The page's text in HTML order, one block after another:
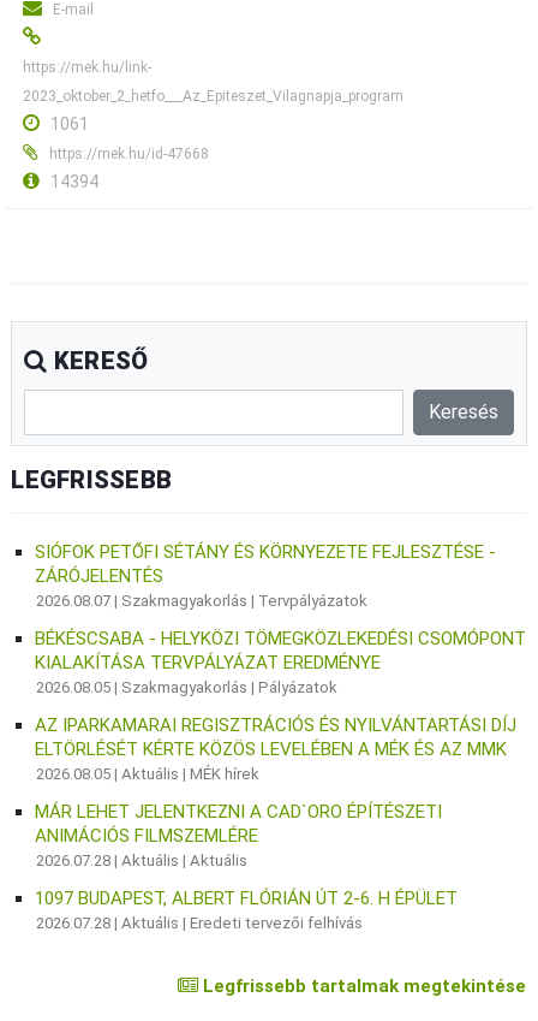
E-mail
https://mek.hu/link-
2023_oktober_2_hetfo___Az_Epiteszet_Vilagnapja_program
1061
https://mek.hu/id-47668
14394
KERESŐ
LEGFRISSEBB
SIÓFOK PETŐFI SÉTÁNY ÉS KÖRNYEZETE FEJLESZTÉSE -
ZÁRÓJELENTÉS
2026.08.07 | Szakmagyakorlás | Tervpályázatok
BÉKÉSCSABA - HELYKÖZI TÖMEGKÖZLEKEDÉSI CSOMÓPONT
KIALAKÍTÁSA TERVPÁLYÁZAT EREDMÉNYE
2026.08.05 | Szakmagyakorlás |Pályázatok
AZ IPARKAMARAI REGISZTRÁCIÓS ÉS NYILVÁNTARTÁSI DÍJ
ELTÖRLÉSÉT KÉRTE KÖZÖS LEVELÉBEN A MÉK ÉS AZ MMK
2026.08.05 |Aktuális |MÉK hírek
MÁR LEHET JELENTKEZNI A CAD`ORO ÉPÍTÉSZETI
ANIMÁCIÓS FILMSZEMLÉRE
2026.07.28 |Aktuális |Aktuális
1097 BUDAPEST, ALBERT FLÓRIÁN ÚT 2-6. H ÉPÜLET
2026.07.28 |Aktuális |Eredeti tervezői felhívás
Legfrissebb tartalmak megtekintése